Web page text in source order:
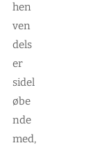
hen
ven
dels
er
sidel
øbe
nde
med,